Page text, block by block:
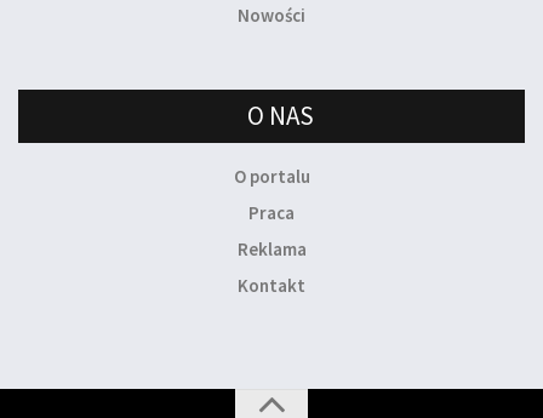
Nowości
O NAS
O portalu
Praca
Reklama
Kontakt